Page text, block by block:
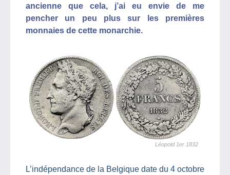
ancienne que cela, j’ai eu envie de me
pencher un peu plus sur les premières
monnaies de cette monarchie.
Léopold 1er 1832
L’indépendance de la Belgique date du 4 octobre